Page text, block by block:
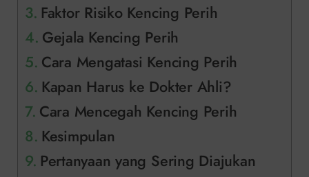
Faktor Risiko Kencing Perih
Gejala Kencing Perih
Cara Mengatasi Kencing Perih
Kapan Harus ke Dokter Ahli?
Cara Mencegah Kencing Perih
Kesimpulan
Pertanyaan yang Sering Diajukan